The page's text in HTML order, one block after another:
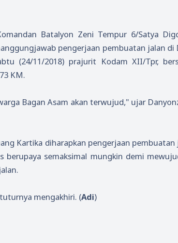
Batalyon Zeni Tempur 6/Satya
pengerjaan pembuatan jalan di
(24/11/2018) prajurit Kodam XII/Tpr,
KM.
Bagan Asam akan terwujud," ujar
Kartika diharapkan pengerjaan pembuatan
semaksimal mungkin demi
mengakhiri. (Adi)